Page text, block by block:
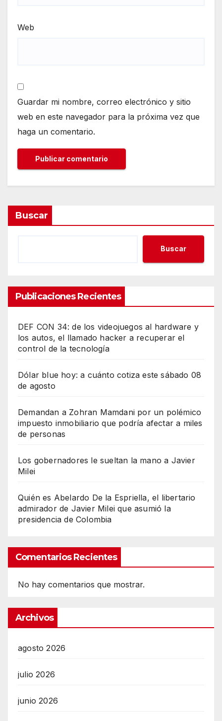
Web
Guardar mi nombre, correo electrónico y sitio
web en este navegador para la próxima vez que
haga un comentario.
Buscar
Buscar
Publicaciones Recientes
DEF CON 34: de los videojuegos al hardware y
los autos, el llamado hacker a recuperar el
control de la tecnología
Dólar blue hoy: a cuánto cotiza este sábado 08
de agosto
Demandan a Zohran Mamdani por un polémico
impuesto inmobiliario que podría afectar a miles
de personas
Los gobernadores le sueltan la mano a Javier
Milei
Quién es Abelardo De la Espriella, el libertario
admirador de Javier Milei que asumió la
presidencia de Colombia
Comentarios Recientes
No hay comentarios que mostrar.
Archivos
agosto 2026
julio 2026
junio 2026